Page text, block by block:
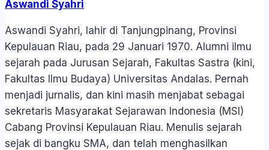
Aswandi Syahri
Aswandi Syahri, lahir di Tanjungpinang, Provinsi
Kepulauan Riau, pada 29 Januari 1970. Alumni ilmu
sejarah pada Jurusan Sejarah, Fakultas Sastra (kini,
Fakultas Ilmu Budaya) Universitas Andalas. Pernah
menjadi jurnalis, dan kini masih menjabat sebagai
sekretaris Masyarakat Sejarawan Indonesia (MSI)
Cabang Provinsi Kepulauan Riau. Menulis sejarah
sejak di bangku SMA, dan telah menghasilkan